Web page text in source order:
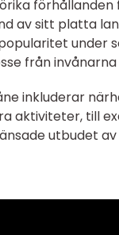
av sitt platta
från
inkluderar
aktiviteter, till
utbudet